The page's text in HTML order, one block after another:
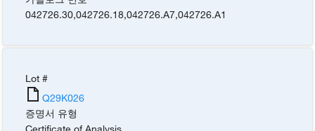
042726.30,042726.18,042726.A7,042726.A1
Lot #
Q29K026
증명서 유형